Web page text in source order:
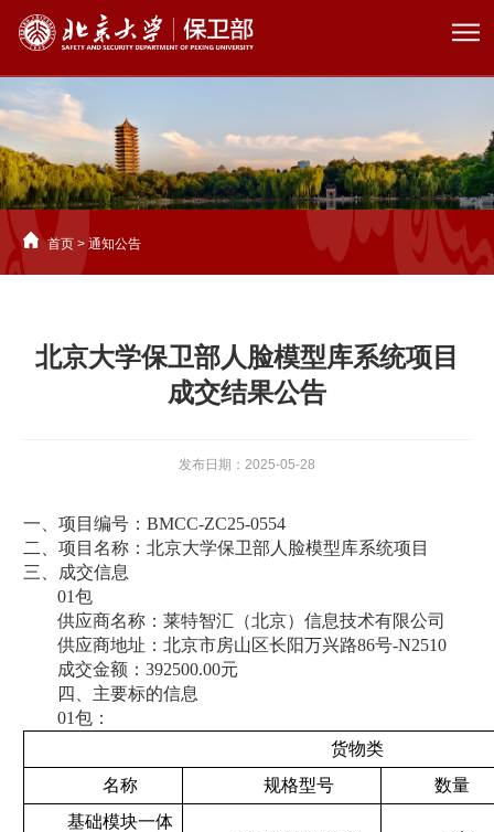
首页 >通知公告
北京大学保卫部人脸模型库系统项目
成交结果公告
发布日期：2025-05-28
一、项目编号：BMCC-ZC25-0554
二、项目名称：北京大学保卫部人脸模型库系统项目
三、成交信息
01包
供应商名称：莱特智汇（北京）信息技术有限公司
供应商地址：北京市房山区长阳万兴路86号-N2510
成交金额：392500.00元
四、主要标的信息
01包：
货物类
名称
规格型号
数量
基础模块一体